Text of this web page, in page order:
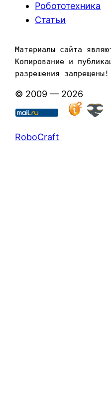
Робототехника
Статьи
Материалы сайта
Копирование и
разрешения запрещены!
© 2009 — 2026
RoboCraft